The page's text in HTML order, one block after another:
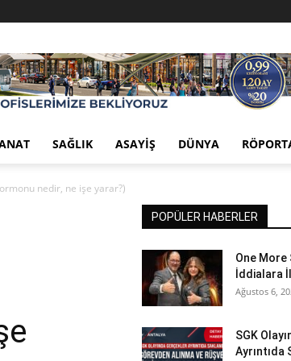
SAĞLIK ASAYIŞ DÜNYA
nedir, ne işe yarar?)
POPÜLER HABERLER
One More
İddialara
Ağustos 6,
SGK
Ayrıntıda